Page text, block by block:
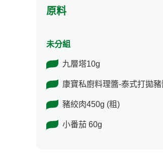
原料
未分組
九層塔10g
康寶私廚料理醬-泰式打拋
豬絞肉450g (粗)
小番茄 60g